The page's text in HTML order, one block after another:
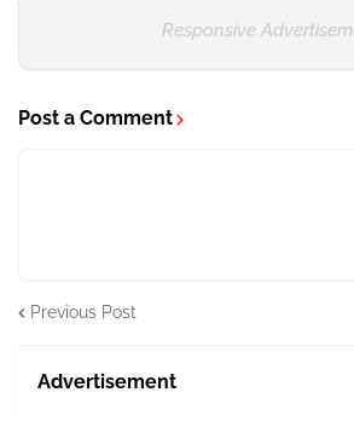
Responsive
Post a Comment
Previous Post
Advertisement